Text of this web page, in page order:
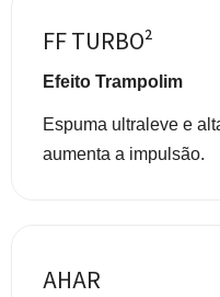
FF TURBO²
Efeito Trampolim
Espuma ultraleve e
aumenta a impulsão.
AHAR